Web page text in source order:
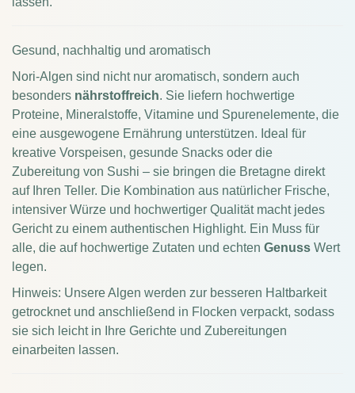
Gesund, nachhaltig und aromatisch
Nori-Algen sind nicht nur aromatisch, sondern auch
besonders nährstoffreich. Sie liefern hochwertige
Proteine, Mineralstoffe, Vitamine und Spurenelemente, die
eine ausgewogene Ernährung unterstützen. Ideal für
kreative Vorspeisen, gesunde Snacks oder die
Zubereitung von Sushi – sie bringen die Bretagne direkt
auf Ihren Teller. Die Kombination aus natürlicher Frische,
intensiver Würze und hochwertiger Qualität macht jedes
Gericht zu einem authentischen Highlight. Ein Muss für
alle, die auf hochwertige Zutaten und echten Genuss Wert
legen.
Hinweis: Unsere Algen werden zur besseren Haltbarkeit
getrocknet und anschließend in Flocken verpackt, sodass
sie sich leicht in Ihre Gerichte und Zubereitungen
einarbeiten lassen.